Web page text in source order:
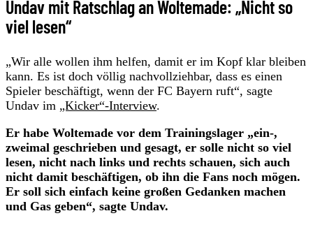
Undav mit Ratschlag an Woltemade: „Nicht so
viel lesen“
„Wir alle wollen ihm helfen, damit er im Kopf klar bleiben
kann. Es ist doch völlig nachvollziehbar, dass es einen
Spieler beschäftigt, wenn der FC Bayern ruft“, sagte
Undav im „Kicker“-Interview.
Er habe Woltemade vor dem Trainingslager „ein-,
zweimal geschrieben und gesagt, er solle nicht so viel
lesen, nicht nach links und rechts schauen, sich auch
nicht damit beschäftigen, ob ihn die Fans noch mögen.
Er soll sich einfach keine großen Gedanken machen
und Gas geben“, sagte Undav.